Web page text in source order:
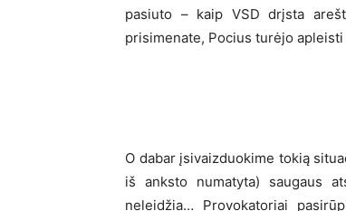
pasiuto – kaip VSD drįsta
prisimenate, Pocius turėjo apleisti
O dabar įsivaizduokime tokią
iš anksto numatyta) saugaus
neleidžia… Provokatoriai